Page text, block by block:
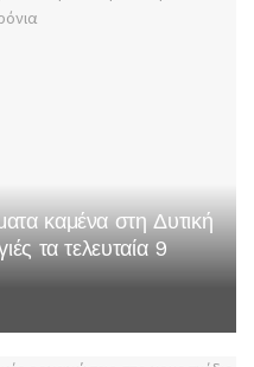
καμένα στη Δυτική
τα τελευταία 9